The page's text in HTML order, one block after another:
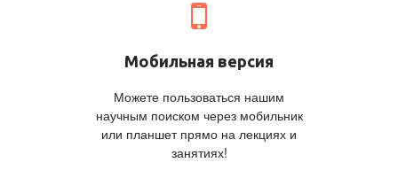
Мобильная версия
Можете пользоваться нашим
научным поиском через мобильник
или планшет прямо на лекциях и
занятиях!